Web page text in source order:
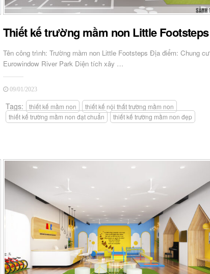
Thiết kế trường mầm non Little Footsteps
Tên công trình: Trường mầm non Little Footsteps Địa điểm: Chung cư
Eurowindow River Park Diện tích xây …
09/01/2023
Tags: thiết kế mầm non
thiết kế nội thất trường mầm non
thiết kế trường mầm non đạt chuẩn
thiết kế trường mầm non đẹp